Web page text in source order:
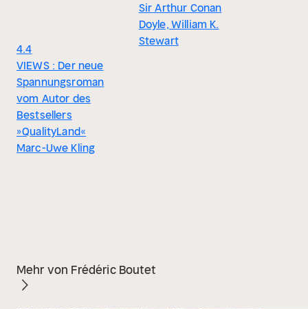
4.4
VIEWS : Der neue
Spannungsroman
vom Autor des
Bestsellers
»QualityLand«
Marc-Uwe Kling
Sir Arthur Conan
Doyle, William K.
Stewart
Mehr von Frédéric Boutet